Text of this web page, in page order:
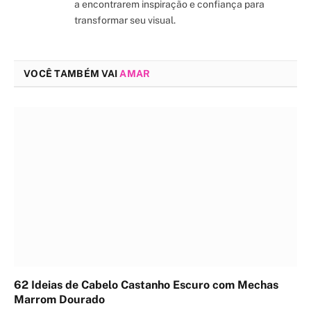
a encontrarem inspiração e confiança para
transformar seu visual.
VOCÊ TAMBÉM VAIAMAR
62 Ideias de Cabelo Castanho Escuro com Mechas
Marrom Dourado